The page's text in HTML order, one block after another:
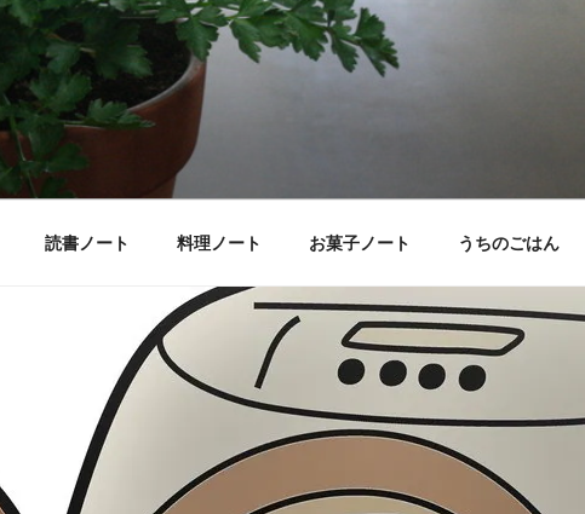
読書ノート 料理ノート お菓子ノート うちのごはん